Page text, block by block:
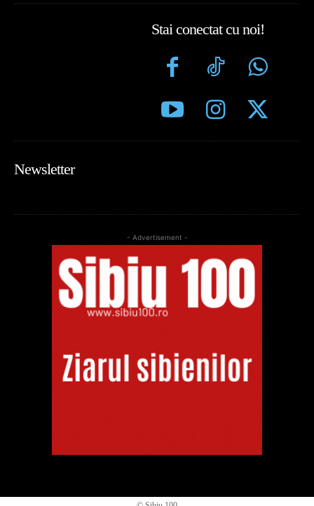
Stai conectat cu noi!
Newsletter
- Advertisement -